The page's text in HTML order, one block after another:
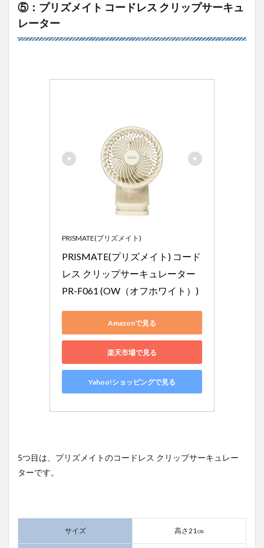
⑤：プリズメイト コードレス クリップサーキュ
レーター
PRISMATE(プリズメイト)
PRISMATE(プリズメイト) コード
レス クリップサーキュレーター
PR-F061 (OW（オフホワイト）)
Amazonで見る
楽天市場で見る
Yahoo!ショッピングで見る
5つ目は、プリズメイトのコードレス クリップサーキュレー
ターです。
サイズ 高さ21㎝